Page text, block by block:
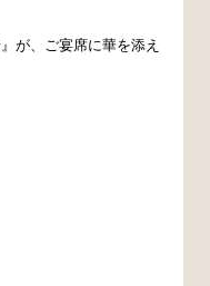
が、ご宴席に華を添え